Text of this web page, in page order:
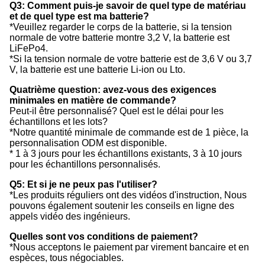
Q3: Comment puis-je savoir de quel type de matériau
et de quel type est ma batterie?
*Veuillez regarder le corps de la batterie, si la tension
normale de votre batterie montre 3,2 V, la batterie est
LiFePo4.
*Si la tension normale de votre batterie est de 3,6 V ou 3,7
V, la batterie est une batterie Li-ion ou Lto.
Quatrième question: avez-vous des exigences
minimales en matière de commande?
Peut-il être personnalisé? Quel est le délai pour les
échantillons et les lots?
*Notre quantité minimale de commande est de 1 pièce, la
personnalisation ODM est disponible.
* 1 à 3 jours pour les échantillons existants, 3 à 10 jours
pour les échantillons personnalisés.
Q5: Et si je ne peux pas l'utiliser?
*Les produits réguliers ont des vidéos d'instruction, Nous
pouvons également soutenir les conseils en ligne des
appels vidéo des ingénieurs.
Quelles sont vos conditions de paiement?
*Nous acceptons le paiement par virement bancaire et en
espèces, tous négociables.